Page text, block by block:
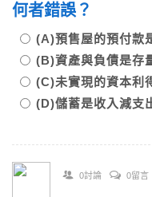
何者錯誤？
(A)預售屋的預付款
(B)資產與負債是存
(C)未實現的資本利
(D)儲蓄是收入減支
0討論 0留言